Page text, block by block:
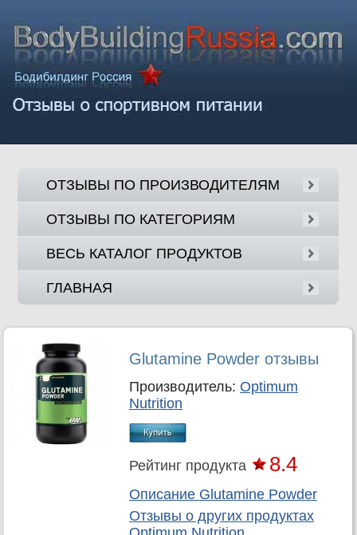
ОТЗЫВЫ ПО ПРОИЗВОДИТЕЛЯМ
ОТЗЫВЫ ПО КАТЕГОРИЯМ
ВЕСЬ КАТАЛОГ ПРОДУКТОВ
ГЛАВНАЯ
Glutamine Powder отзывы
Производитель: Optimum
Nutrition
Рейтинг продукта 8.4
Описание Glutamine Powder
Отзывы о других продуктах